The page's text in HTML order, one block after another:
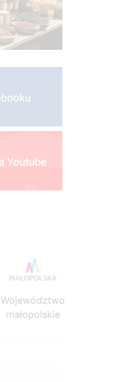
Województwo
małopolskie